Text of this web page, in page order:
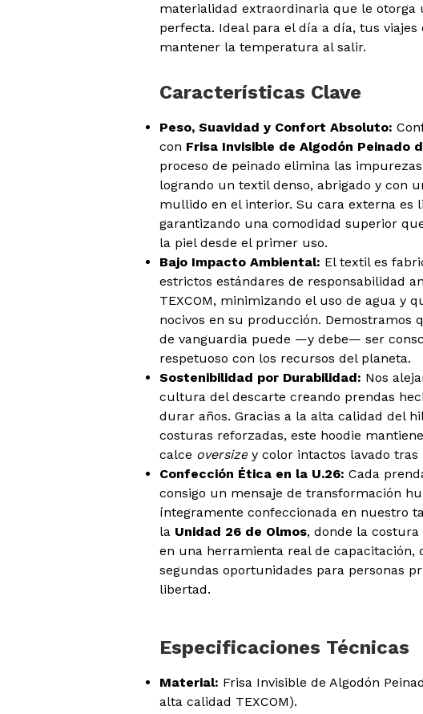
materialidad extraordinaria que le otorga
perfecta. Ideal para el día a día, tus viajes
mantener la temperatura al salir.
Características Clave
Peso, Suavidad y Confort Absoluto:
con Frisa Invisible de Algodón Peinado
proceso de peinado elimina las
logrando un textil denso, abrigado y con
mullido en el interior. Su cara externa es
garantizando una comodidad superior
la piel desde el primer uso.
Bajo Impacto Ambiental: El textil es
estrictos estándares de responsabilidad
TEXCOM, minimizando el uso de agua y
nocivos en su producción. Demostramos
de vanguardia puede —y debe— ser
respetuoso con los recursos del planeta.
Sostenibilidad por Durabilidad: Nos
cultura del descarte creando prendas
durar años. Gracias a la alta calidad del
costuras reforzadas, este hoodie
calce oversize y color intactos lavado tras
Confección Ética en la U.26: Cada
consigo un mensaje de transformación
íntegramente confeccionada en nuestro
la Unidad 26 de Olmos, donde la costura
en una herramienta real de capacitación,
segundas oportunidades para personas
libertad.
Especificaciones Técnicas
Material: Frisa Invisible de Algodón
alta calidad TEXCOM).